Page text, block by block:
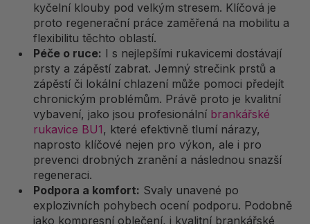
kyčelní klouby pod velkým stresem. Klíčová je
proto regenerační práce zaměřená na mobilitu a
flexibilitu těchto oblastí.
Péče o ruce: I s nejlepšími rukavicemi dostávají
prsty a zápěstí zabrat. Jemný strečink prstů a
zápěstí či lokální chlazení může pomoci předejít
chronickým problémům. Právě proto je kvalitní
vybavení, jako jsou profesionální brankářské
rukavice BU1, které efektivně tlumí nárazy,
naprosto klíčové nejen pro výkon, ale i pro
prevenci drobných zranění a následnou snazší
regeneraci.
Podpora a komfort: Svaly unavené po
explozivních pohybech ocení podporu. Podobně
jako kompresní oblečení, i kvalitní brankářské